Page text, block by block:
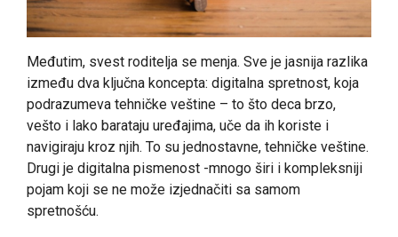
Međutim, svest roditelja se menja. Sve je jasnija razlika
između dva ključna koncepta: digitalna spretnost, koja
podrazumeva tehničke veštine – to što deca brzo,
vešto i lako barataju uređajima, uče da ih koriste i
navigiraju kroz njih. To su jednostavne, tehničke veštine.
Drugi je digitalna pismenost -mnogo širi i kompleksniji
pojam koji se ne može izjednačiti sa samom
spretnošću.